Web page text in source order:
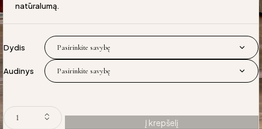
natūralumą.
Dydis
Audinys
Į krepšelį